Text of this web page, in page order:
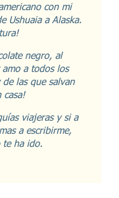
con mi
Ushuaia a Alaska.
negro, al
a todos los
de las que salvan
casa!
viajeras y si a
a escribirme,
te ha ido.